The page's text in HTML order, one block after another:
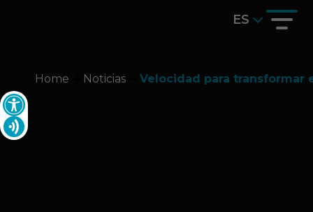
ES
Home Noticias Velocidad para transformar